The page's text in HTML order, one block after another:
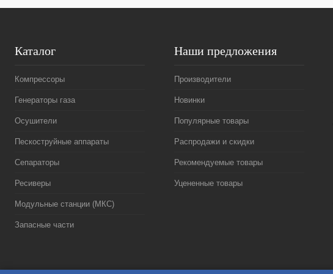
Каталог
Компрессоры
Генераторы газа
Осушители
Пескоструйные аппараты
Сепараторы
Ресиверы
Модульные станции (МКС)
Запасные части
Наши предложения
Производители
Новинки
Популярные товары
Распродажи и скидки
Рекомендуемые товары
Уцененные товары